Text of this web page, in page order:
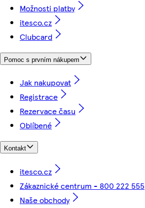
Možnosti platby
itesco.cz
Clubcard
Pomoc s prvním nákupem
Jak nakupovat
Registrace
Rezervace času
Oblíbené
Kontakt
itesco.cz
Zákaznické centrum - 800 222 555
Naše obchody